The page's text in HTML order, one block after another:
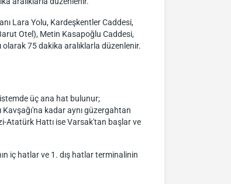
Lara Yolu, Kardeşkentler Caddesi,
Otel), Metin Kasapoğlu Caddesi,
olarak 75 dakika aralıklarla düzenlenir.
üç ana hat bulunur;
kadar aynı güzergahtan
Atatürk Hattı ise Varsak'tan başlar ve
iç hatlar ve 1. dış hatlar terminalinin